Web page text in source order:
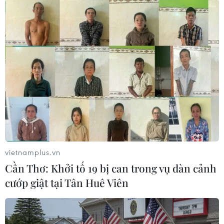
#Prius #Triệu hồi
#Khách hàng
#Năng lượng Mặt trời
Theo dõi VietnamPlus
TIN CÙNG CHUYÊN MỤC
vietnamplus.vn
Cần Thơ: Khởi tố 19 bị can trong vụ dàn cảnh
cướp giật tại Tân Huê Viên